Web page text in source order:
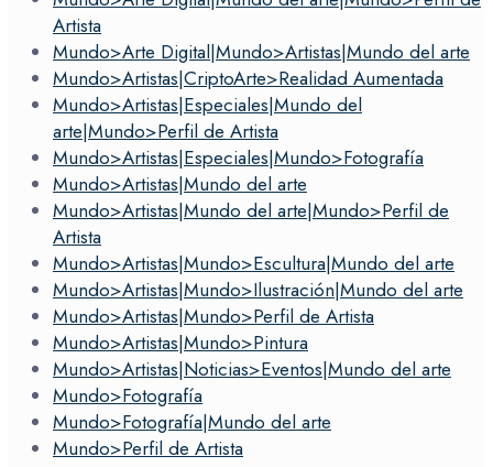
Artista
Mundo>Arte Digital|Mundo>Artistas|Mundo del arte
Mundo>Artistas|CriptoArte>Realidad Aumentada
Mundo>Artistas|Especiales|Mundo del
arte|Mundo>Perfil de Artista
Mundo>Artistas|Especiales|Mundo>Fotografía
Mundo>Artistas|Mundo del arte
Mundo>Artistas|Mundo del arte|Mundo>Perfil de
Artista
Mundo>Artistas|Mundo>Escultura|Mundo del arte
Mundo>Artistas|Mundo>Ilustración|Mundo del arte
Mundo>Artistas|Mundo>Perfil de Artista
Mundo>Artistas|Mundo>Pintura
Mundo>Artistas|Noticias>Eventos|Mundo del arte
Mundo>Fotografía
Mundo>Fotografía|Mundo del arte
Mundo>Perfil de Artista